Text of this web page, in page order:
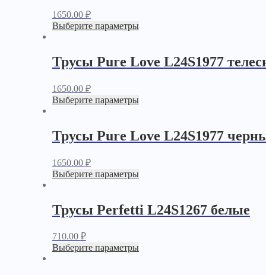
1650.00 ₽
Выберите параметры
Трусы Pure Love L24S1977
1650.00 ₽
Выберите параметры
Трусы Pure Love L24S1977
1650.00 ₽
Выберите параметры
Трусы Perfetti L24S1267 белые
710.00 ₽
Выберите параметры